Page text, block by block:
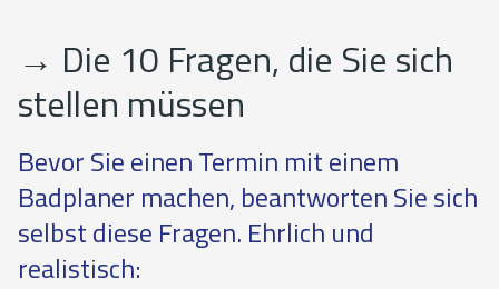
→ Die 10 Fragen, die Sie sich
stellen müssen
Bevor Sie einen Termin mit einem
Badplaner machen, beantworten Sie sich
selbst diese Fragen. Ehrlich und
realistisch: